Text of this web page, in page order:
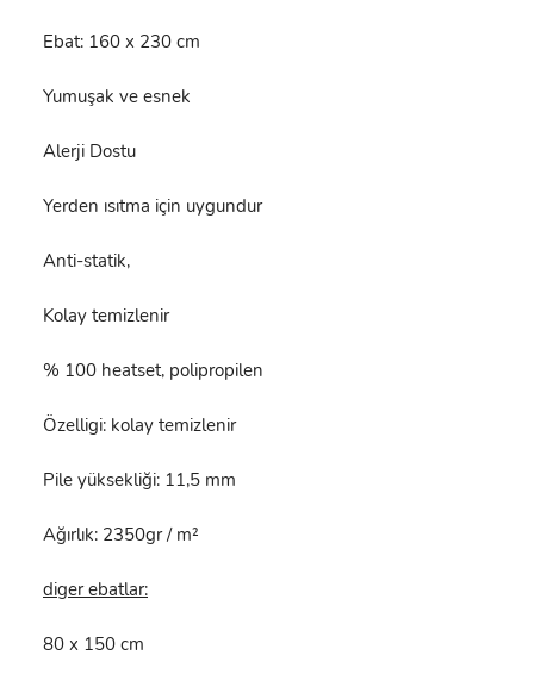
Ebat: 160 x 230 cm
Yumuşak ve esnek
Alerji Dostu
Yerden ısıtma için uygundur
Anti-statik,
Kolay temizlenir
% 100 heatset, polipropilen
Özelligi: kolay temizlenir
Pile yüksekliği: 11,5 mm
Ağırlık: 2350gr / m²
diger ebatlar:
80 x 150 cm